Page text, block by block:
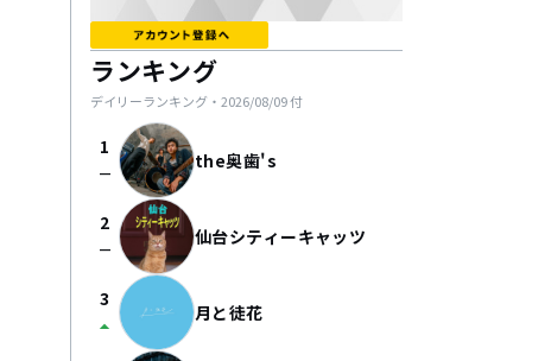
ランキング
デイリーランキング・ 2026/08/09付
1
check_indeterminate_small the奥歯's
2
check_indeterminate_small 仙台シティーキャッツ
3
arrow_drop_up 月と徒花